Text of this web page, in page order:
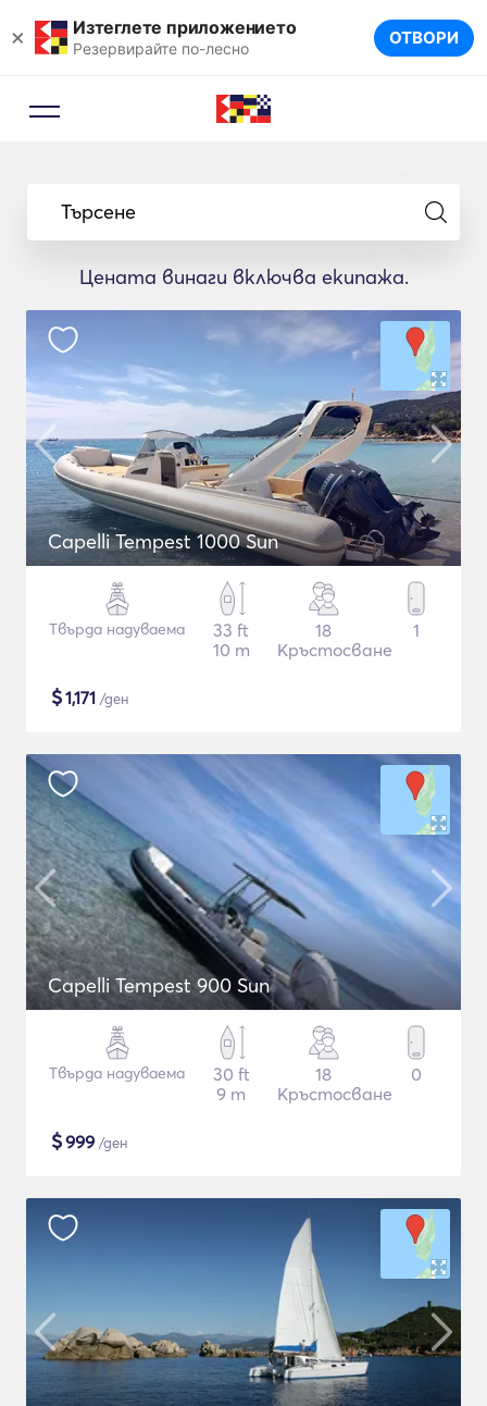
× Изтеглете приложението
Резервирайте по-лесно ОТВОРИ
Търсене
Цената винаги включва екипажа.
Capelli Tempest 1000 Sun
Твърда надуваема
33 ft
10 m
18
Кръстосване
1
$1,171 /ден
Capelli Tempest 900 Sun
Твърда надуваема
30 ft
9 m
18
Кръстосване
0
$999 /ден